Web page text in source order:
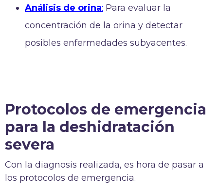
Análisis de orina: Para evaluar la
concentración de la orina y detectar
posibles enfermedades subyacentes.
Protocolos de emergencia
para la deshidratación
severa
Con la diagnosis realizada, es hora de pasar a
los protocolos de emergencia.